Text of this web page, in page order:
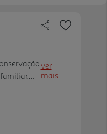
no
ver
mais